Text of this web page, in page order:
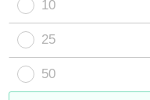
10
25
50